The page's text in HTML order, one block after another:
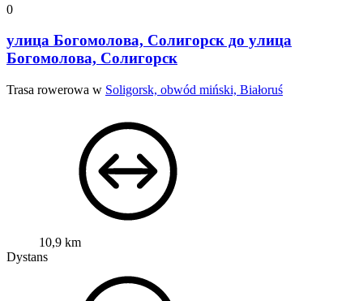
0
улица Богомолова, Солигорск до улица
Богомолова, Солигорск
Trasa rowerowa w Soligorsk, obwód miński, Białoruś
10,9 km
Dystans